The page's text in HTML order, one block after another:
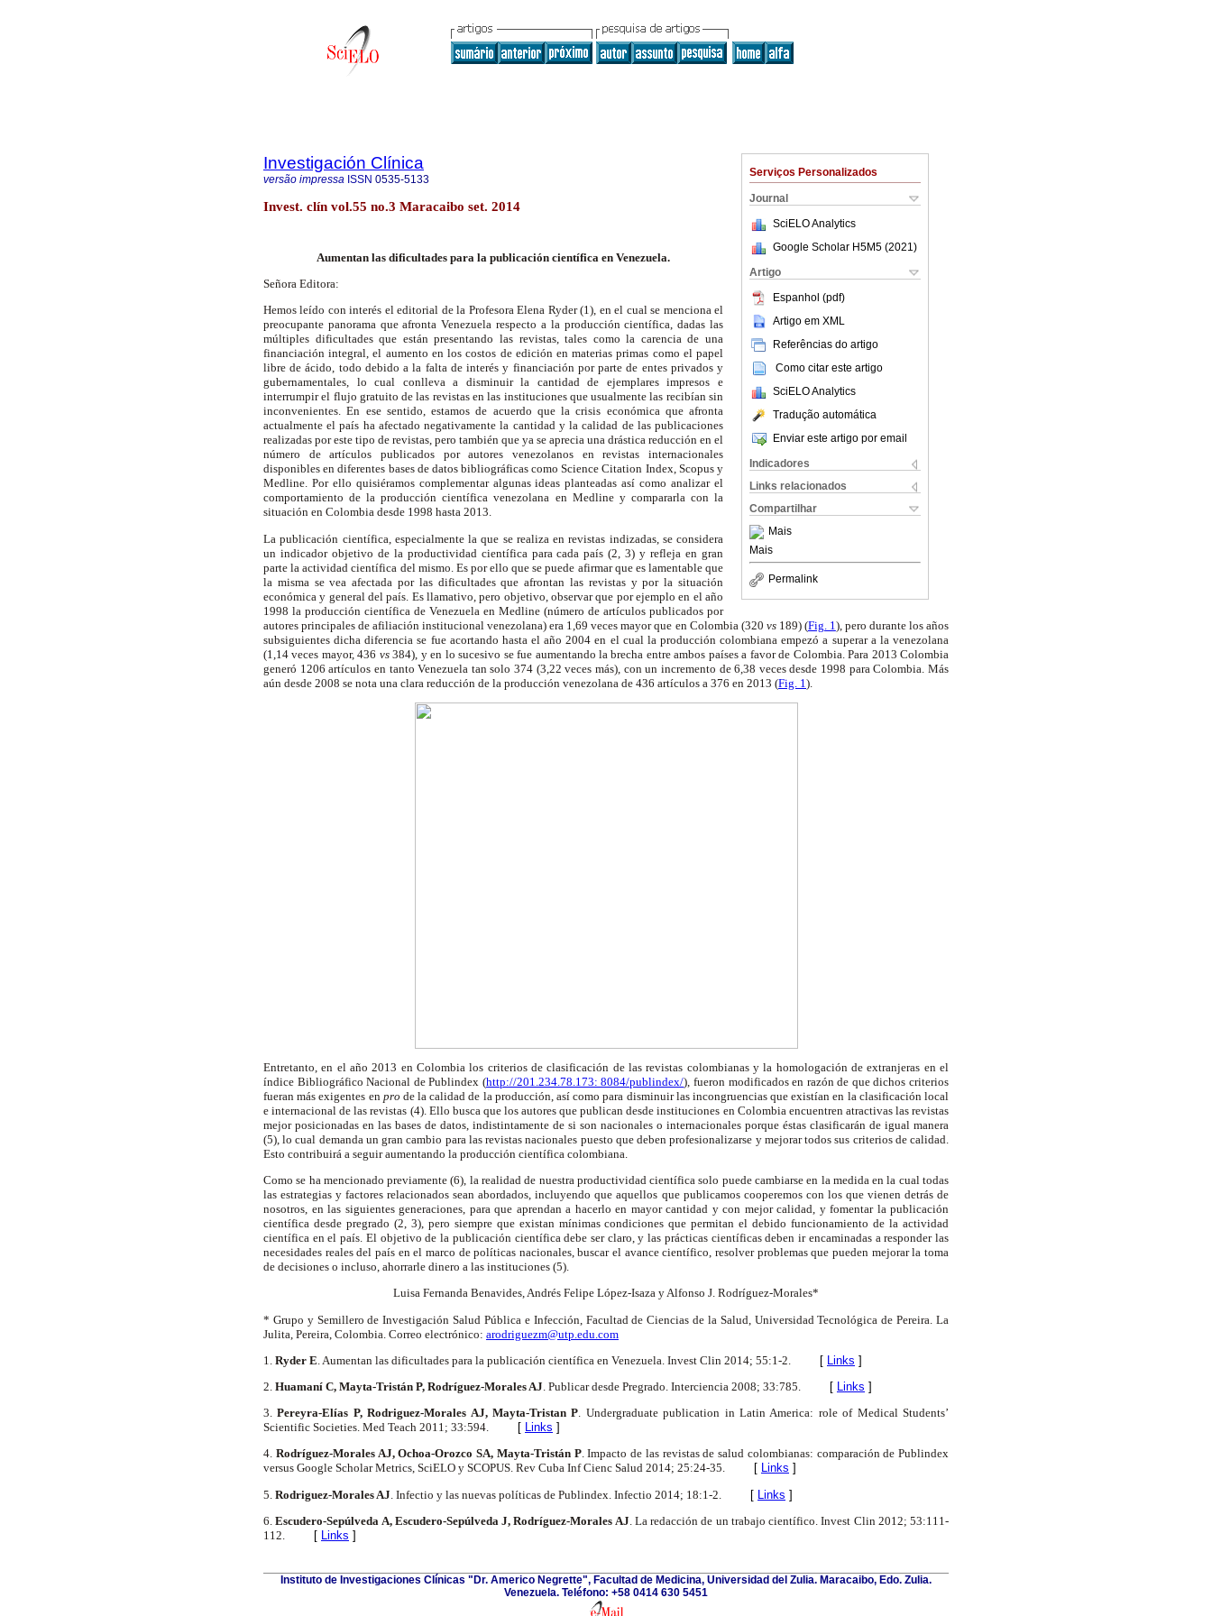
Serviços Personalizados
Journal
SciELO Analytics
Google Scholar H5M5 (2021 )
Artigo
Espanhol (pdf)
Artigo em XML
Referências do artigo
Como citar este artigo
SciELO Analytics
Tradução automática
Enviar este artigo por email
Indicadores
Links relacionados
Compartilhar
Mais
Mais
Permalink
Investigación Clínica
versão impressa ISSN 0535-5133
Invest. clín vol.55 no.3 Maracaibo set. 2014
Aumentan las dificultades para la publicación científica en Venezuela.
Señora Editora:
Hemos leído con interés el editorial de la Profesora Elena Ryder (1), en el cual se menciona el
preocupante panorama que afronta Venezuela respecto a la producción científica, dadas las
múltiples dificultades que están presentando las revistas, tales como la carencia de una
financiación integral, el aumento en los costos de edición en materias primas como el papel
libre de ácido, todo debido a la falta de interés y financiación por parte de entes privados y
gubernamentales, lo cual conlleva a disminuir la cantidad de ejemplares impresos e
interrumpir el flujo gratuito de las revistas en las instituciones que usualmente las recibían sin
inconvenientes. En ese sentido, estamos de acuerdo que la crisis económica que afronta
actualmente el país ha afectado negativamente la cantidad y la calidad de las publicaciones
realizadas por este tipo de revistas, pero también que ya se aprecia una drástica reducción en el
número de artículos publicados por autores venezolanos en revistas internacionales
disponibles en diferentes bases de datos bibliográficas como Science Citation Index, Scopus y
Medline. Por ello quisiéramos complementar algunas ideas planteadas así como analizar el
comportamiento de la producción científica venezolana en Medline y compararla con la
situación en Colombia desde 1998 hasta 2013.
La publicación científica, especialmente la que se realiza en revistas indizadas, se considera
un indicador objetivo de la productividad científica para cada país (2, 3) y refleja en gran
parte la actividad científica del mismo. Es por ello que se puede afirmar que es lamentable que
la misma se vea afectada por las dificultades que afrontan las revistas y por la situación
económica y general del país. Es llamativo, pero objetivo, observar que por ejemplo en el año
1998 la producción científica de Venezuela en Medline (número de artículos publicados por
autores principales de afiliación institucional venezolana) era 1,69 veces mayor que en Colombia (320 vs189) (Fig. 1 ), pero durante los años
subsiguientes dicha diferencia se fue acortando hasta el año 2004 en el cual la producción colombiana empezó a superar a la venezolana
(1,14 veces mayor, 436 vs384), y en lo sucesivo se fue aumentando la brecha entre ambos países a favor de Colombia. Para 2013 Colombia
generó 1206 artículos en tanto Venezuela tan solo 374 (3,22 veces más), con un incremento de 6,38 veces desde 1998 para Colombia. Más
aún desde 2008 se nota una clara reducción de la producción venezolana de 436 artículos a 376 en 2013 (Fig. 1 ).
Entretanto, en el año 2013 en Colombia los criterios de clasificación de las revistas colombianas y la homologación de extranjeras en el
índice Bibliográfico Nacional de Publindex (http://201.234.78.173: 8084/publindex/), fueron modificados en razón de que dichos criterios
fueran más exigentes en pro de la calidad de la producción, así como para disminuir las incongruencias que existían en la clasificación local
e internacional de las revistas (4). Ello busca que los autores que publican desde instituciones en Colombia encuentren atractivas las revistas
mejor posicionadas en las bases de datos, indistintamente de si son nacionales o internacionales porque éstas clasificarán de igual manera
(5), lo cual demanda un gran cambio para las revistas nacionales puesto que deben profesionalizarse y mejorar todos sus criterios de calidad.
Esto contribuirá a seguir aumentando la producción científica colombiana.
Como se ha mencionado previamente (6), la realidad de nuestra productividad científica solo puede cambiarse en la medida en la cual todas
las estrategias y factores relacionados sean abordados, incluyendo que aquellos que publicamos cooperemos con los que vienen detrás de
nosotros, en las siguientes generaciones, para que aprendan a hacerlo en mayor cantidad y con mejor calidad, y fomentar la publicación
científica desde pregrado (2, 3), pero siempre que existan mínimas condiciones que permitan el debido funcionamiento de la actividad
científica en el país. El objetivo de la publicación científica debe ser claro, y las prácticas científicas deben ir encaminadas a responder las
necesidades reales del país en el marco de políticas nacionales, buscar el avance científico, resolver problemas que pueden mejorar la toma
de decisiones o incluso, ahorrarle dinero a las instituciones (5).
Luisa Fernanda Benavides, Andrés Felipe López-Isaza y Alfonso J. Rodríguez-Morales*
* Grupo y Semillero de Investigación Salud Pública e Infección, Facultad de Ciencias de la Salud, Universidad Tecnológica de Pereira. La
Julita, Pereira, Colombia. Correo electrónico: arodriguezm@utp.edu.com
1. Ryder E . Aumentan las dificultades para la publicación científica en Venezuela. Invest Clin 2014; 55:1-2. [ Links ]
2. Huamaní C, Mayta-Tristán P, Rodríguez-Morales AJ . Publicar desde Pregrado. Interciencia 2008; 33:785. [ Links ]
3.Pereyra-Elías P, Rodriguez-Morales AJ, Mayta-Tristan P. Undergraduate publication in Latin America: role of Medical Students’
Scientific Societies. Med Teach 2011; 33:594. [ Links ]
4. Rodríguez-Morales AJ, Ochoa-Orozco SA, Mayta-Tristán P. Impacto de las revistas de salud colombianas: comparación de Publindex
versus Google Scholar Metrics, SciELO y SCOPUS. Rev Cuba Inf Cienc Salud 2014; 25:24-35. [ Links ]
5. Rodriguez-Morales AJ . Infectio y las nuevas políticas de Publindex. Infectio 2014; 18:1-2. [ Links ]
6.Escudero-Sepúlveda A, Escudero-Sepúlveda J, Rodríguez-Morales AJ . La redacción de un trabajo científico. Invest Clin 2012; 53:111-
112.
[ Links ]
Instituto de Investigaciones Clínicas "Dr. Americo Negrette", Facultad de Medicina, Universidad del Zulia. Maracaibo, Edo. Zulia.
Venezuela. Teléfono: +58 0414 630 5451